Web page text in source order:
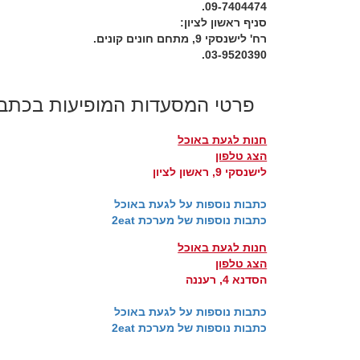
09-7404474.
סניף ראשון לציון:
רח' לישנסקי 9, מתחם חונים קונים.
03-9520390.
פרטי המסעדות המופיעות
חנות לגעת באוכל
הצג טלפון
לישנסקי 9, ראשון לציון
כתבות נוספות על לגעת באוכל
כתבות נוספות של מערכת 2eat
חנות לגעת באוכל
הצג טלפון
הסדנא 4, רעננה
כתבות נוספות על לגעת באוכל
כתבות נוספות של מערכת 2eat